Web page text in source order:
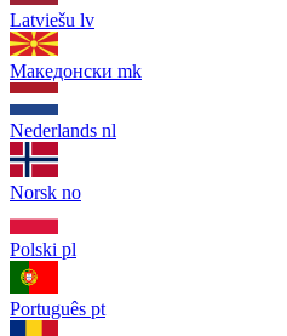
Latviešu lv
Македонски mk
Nederlands nl
Norsk no
Polski pl
Português pt